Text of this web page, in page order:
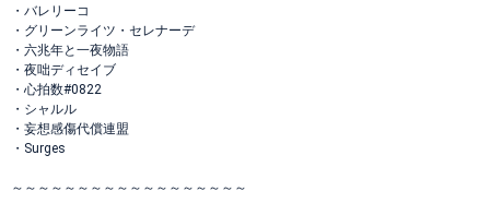
・バレリーコ
・グリーンライツ・セレナーデ
・六兆年と一夜物語
・夜咄ディセイブ
・心拍数#0822
・シャルル
・妄想感傷代償連盟
・Surges
～～～～～～～～～～～～～～～～～～